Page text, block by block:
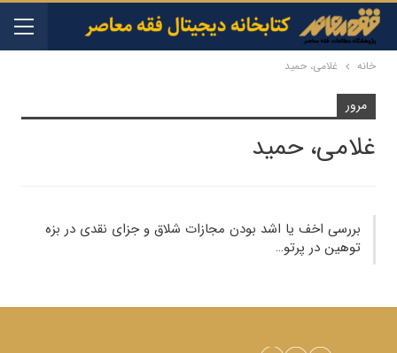
خانه غلامی، حمید
مرور
غلامی، حمید
بررسی اخف یا اشد بودن مجازات شلاق و جزای نقدی در بزه
توهین در پرتو…